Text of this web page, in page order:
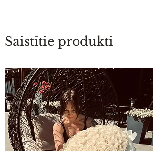
Saistītie produkti